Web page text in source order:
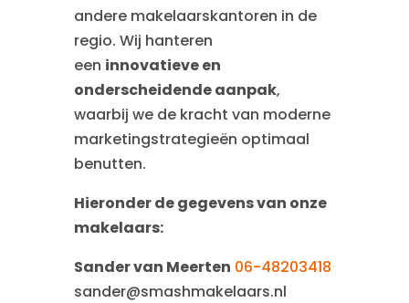
andere makelaarskantoren in de
regio. Wij hanteren
een innovatieve en
onderscheidende aanpak,
waarbij we de kracht van moderne
marketingstrategieën optimaal
benutten.
Hieronder de gegevens van onze
makelaars:
Sander van Meerten 06-48203418
sander@smashmakelaars.nl